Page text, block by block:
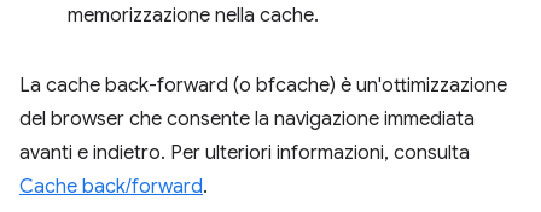
memorizzazione nella cache.
La cache back-forward (o bfcache) è un'ottimizzazione
del browser che consente la navigazione immediata
avanti e indietro. Per ulteriori informazioni, consulta
Cache back/forward.